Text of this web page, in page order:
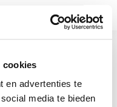
cookies
en advertenties te
media te bieden